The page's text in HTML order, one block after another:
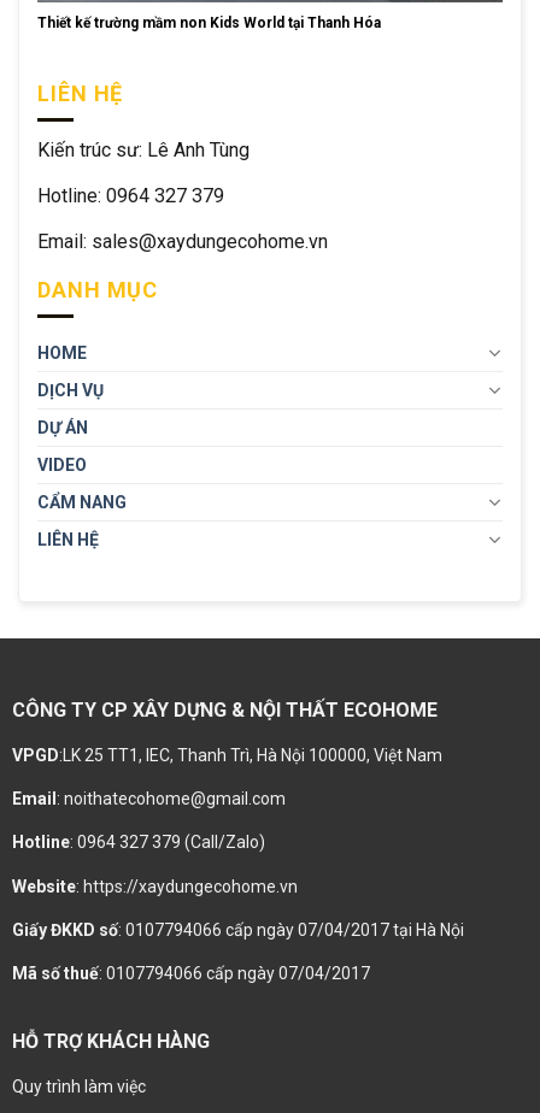
Thiết kế trường mầm non Kids World tại Thanh Hóa
LIÊN HỆ
Kiến trúc sư: Lê Anh Tùng
Hotline: 0964 327 379
Email: sales@xaydungecohome.vn
DANH MỤC
HOME
DỊCH VỤ
DỰ ÁN
VIDEO
CẨM NANG
LIÊN HỆ
CÔNG TY CP XÂY DỰNG & NỘI THẤT ECOHOME
VPGD:LK 25 TT1, IEC, Thanh Trì, Hà Nội 100000, Việt Nam
Email : noithatecohome@gmail.com
Hotline: 0964 327 379 (Call/Zalo)
Website: https://xaydungecohome.vn
Giấy ĐKKD số: 0107794066 cấp ngày 07/04/2017 tại Hà Nội
Mã số thuế: 0107794066 cấp ngày 07/04/2017
HỖ TRỢ KHÁCH HÀNG
Quy trình làm việc